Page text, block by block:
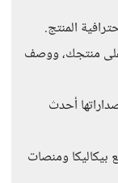
المنتج.
على منتجك، ووصف
أحدث
ومنصات